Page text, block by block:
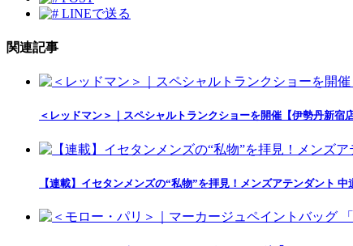
LINEで送る
関連記事
＜レッドマン＞｜スペシャルトランクショーを開催【伊勢丹新宿店
【連載】イセタンメンズの“私物”を拝見！メンズアテンダント